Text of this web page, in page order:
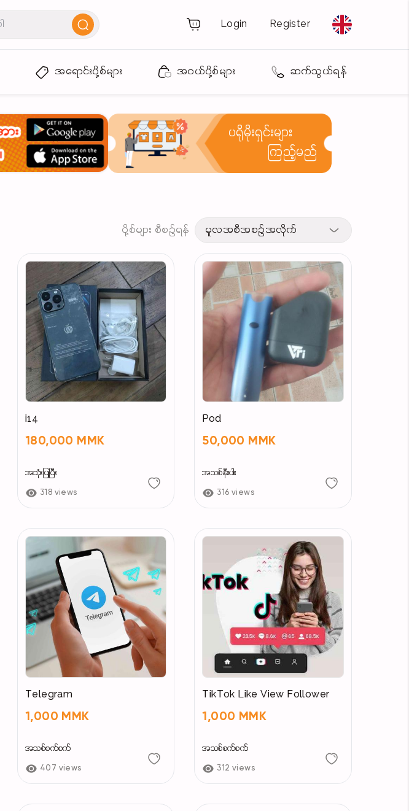
Login Register
အရောင်းပို့စ်များ အဝယ်ပို့စ်များ ဆက်သွယ်ရန်
ပရိုမိုးရှင်းများ
ကြည့်မည်
ပို့စ်များ စီစဉ်ရန် မူလအစီအစဉ်အလိုက်
i14
180,000 MMK
အသုံးပြုပြီး
318 views
Pod
50,000 MMK
အသစ်နီးပါး
316 views
Telegram
1,000 MMK
အသစ်စက်စက်
407 views
TikTok Like View Follower
1,000 MMK
အသစ်စက်စက်
312 views